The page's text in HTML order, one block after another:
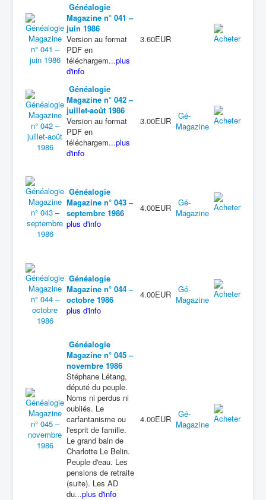
Généalogie
Magazine n° 041 –
juin 1986
Version au format
PDF en
téléchargem...plus
d'info
3.60EUR
Généalogie
Magazine n° 042 –
juillet-août 1986
Version au format
PDF en
téléchargem...plus
d'info
3.00EUR
Gé-
Magazine
Généalogie
Magazine n° 043 –
septembre 1986
plus d'info
4.00EUR
Gé-
Magazine
Généalogie
Magazine n° 044 –
octobre 1986
plus d'info
4.00EUR
Gé-
Magazine
Généalogie
Magazine n° 045 –
novembre 1986
Stéphane Létang,
député du peuple.
Noms ni perdus ni
oubliés. Le
carfantanisme ou
l'esprit de famille.
Le grand bain de
Charlotte Le Belin.
Peuple d'eau. Les
pensions de retraite
(suite). Les AD
du...plus d'info
4.00EUR
Gé-
Magazine